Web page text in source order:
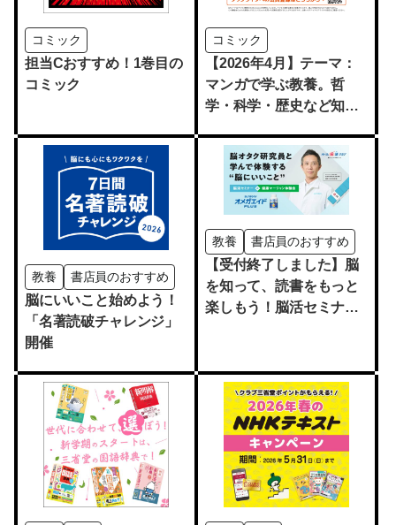
コミック
担当Cおすすめ！1巻目の
コミック
コミック
【2026年4月】テーマ：
マンガで学ぶ教養。哲
学・科学・歴史など知的
ピックアップ
教養 書店員のおすすめ
脳にいいこと始めよう！
「名著読破チャレンジ」
開催
教養 書店員のおすすめ
【受付終了しました】脳
を知って、読書をもっと
楽しもう！脳活セミナー